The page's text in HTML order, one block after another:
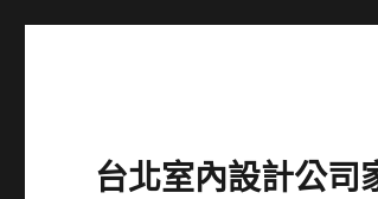
台北室內設計公司